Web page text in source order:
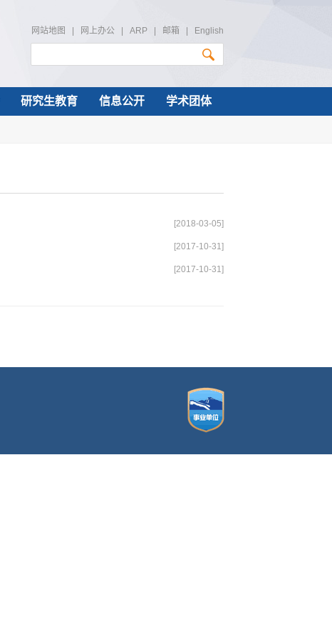
网站地图 网上办公| ARP| 邮箱 English
研究生教育 信息公开 学术团体
[2018-03-05]
[2017-10-31]
[2017-10-31]